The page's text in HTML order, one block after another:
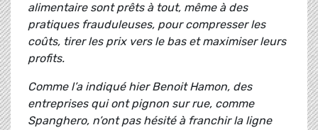
alimentaire sont prêts à tout, même à des
pratiques frauduleuses, pour compresser les
coûts, tirer les prix vers le bas et maximiser leurs
profits.
Comme l’a indiqué hier Benoit Hamon, des
entreprises qui ont pignon sur rue, comme
Spanghero, n’ont pas hésité à franchir la ligne